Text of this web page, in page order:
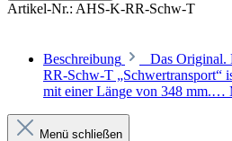
Artikel-Nr.: AHS-K-RR-Schw-T
Beschreibung
Das Original.
RR-Schw-T „Schwertransport“
mit einer Länge von 348 mm.…
Menü schließen